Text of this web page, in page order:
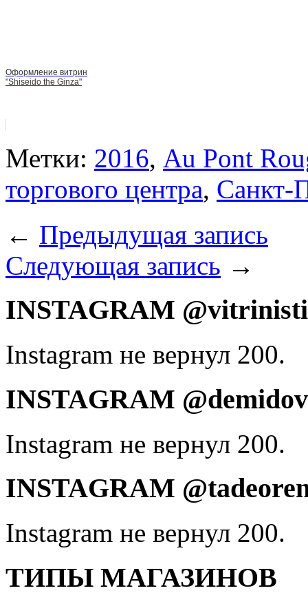
Оформление витрин
"Shiseido the Ginza"
Метки: 2016, Au Pont
торгового центра, Санкт-
← Предыдущая запись
Следующая запись →
INSTAGRAM
Instagram не вернул 200.
INSTAGRAM
Instagram не вернул 200.
INSTAGRAM
Instagram не вернул 200.
ТИПЫ МАГАЗИНОВ